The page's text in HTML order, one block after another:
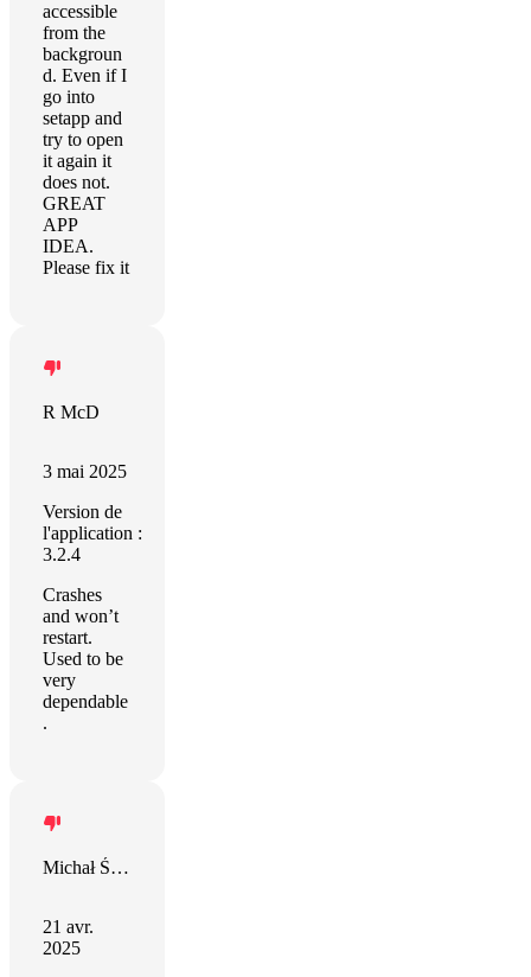
accessible
from the
backgroun
d. Even if I
go into
setapp and
try to open
it again it
does not.
GREAT
APP
IDEA.
Please fix it
R McD
3 mai 2025
Version de
l'application :
3.2.4
Crashes
and won’t
restart.
Used to be
very
dependable
.
Michał Śnieżyński
21 avr.
2025